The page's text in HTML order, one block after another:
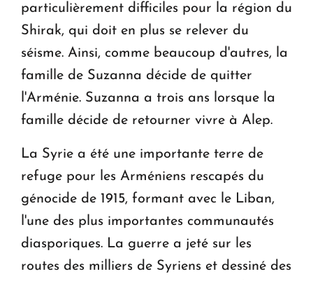
particulièrement difficiles pour la région du
Shirak, qui doit en plus se relever du
séisme. Ainsi, comme beaucoup d'autres, la
famille de Suzanna décide de quitter
l'Arménie. Suzanna a trois ans lorsque la
famille décide de retourner vivre à Alep.
La Syrie a été une importante terre de
refuge pour les Arméniens rescapés du
génocide de 1915, formant avec le Liban,
l'une des plus importantes communautés
diasporiques. La guerre a jeté sur les
routes des milliers de Syriens et dessiné des